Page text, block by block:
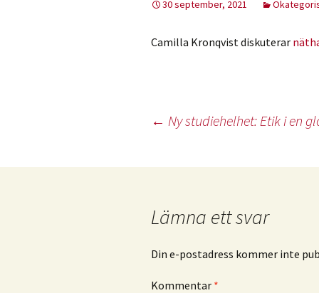
30 september, 2021
Camilla Kronqvist diskuterar
Inläggsnavigering
← Ny studiehelhet: Etik i en
Lämna ett svar
Din e-postadress kommer inte
Kommentar *